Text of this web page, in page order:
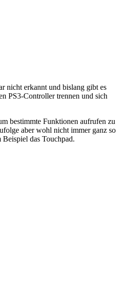
nicht erkannt und bislang gibt es
PS3-Controller trennen und sich
bestimmte Funktionen aufrufen zu
aber wohl nicht immer ganz so
das Touchpad.